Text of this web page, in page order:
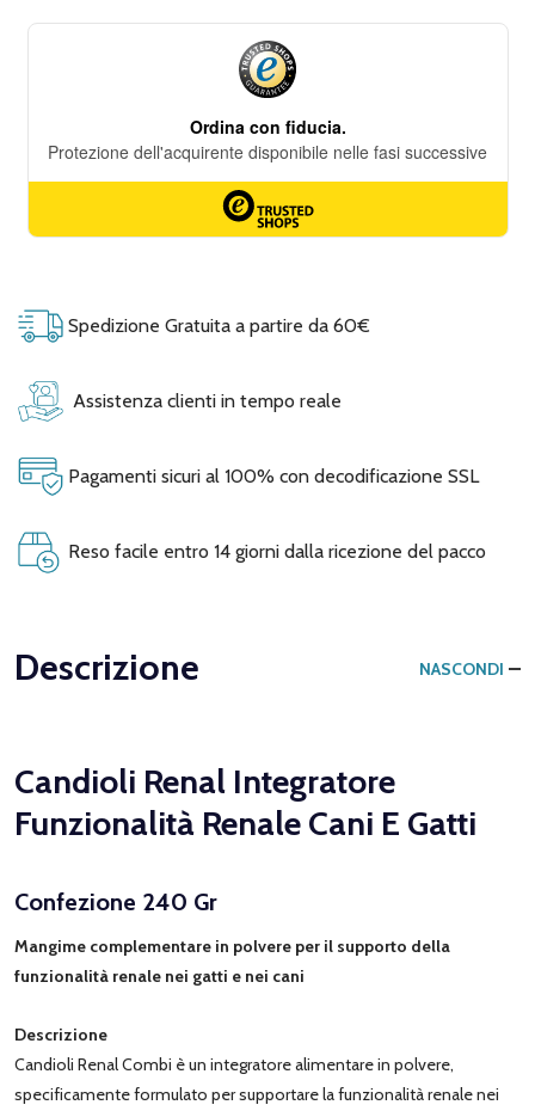
Spedizione Gratuita a partire da 60€
Assistenza clienti in tempo reale
Pagamenti sicuri al 100% con decodificazione SSL
Reso facile entro 14 giorni dalla ricezione del pacco
Descrizione NASCONDI
Candioli Renal Integratore
Funzionalità Renale Cani E Gatti
Confezione 240 Gr
Mangime complementare in polvere per il supporto della
funzionalità renale nei gatti e nei cani
Descrizione
Candioli Renal Combi è un integratore alimentare in polvere,
specificamente formulato per supportare la funzionalità renale nei